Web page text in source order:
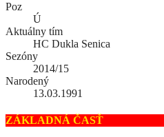
Poz
Ú
Aktuálny tím
HC Dukla Senica
Sezóny
2014/15
Narodený
13.03.1991
ZÁKLADNÁ ČASŤ